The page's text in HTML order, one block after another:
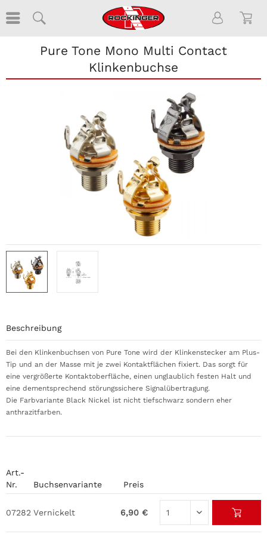
Pure Tone Mono Multi Contact
Klinkenbuchse
Art.-
Nr.
Buchsenvariante Preis
07282 Vernickelt 6,90 €
Beschreibung
Bei den Klinkenbuchsen von Pure Tone wird der Klinkenstecker am Plus-
Tip und an der Masse mit je zwei Kontaktflächen fixiert. Das sorgt für
eine vergrößerte Kontaktoberfläche, einen unglaublich festen Halt und
eine dementsprechend störungssichere Signalübertragung.
Die Farbvariante Black Nickel ist nicht tiefschwarz sondern eher
anthrazitfarben.